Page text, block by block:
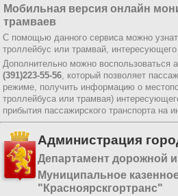
Мобильная версия онлайн
трамваев
С помощью данного сервиса можно
троллейбус или трамвай,
Дополнительно можно воспользоваться
(391)223-55-56, который позволяет
режиме, получить информацию о
троллейбуса или трамвая)
прибытия пассажирского транспорта на
Администрация
Департамент дорожной
Муниципальное
"Красноярскгортранс"